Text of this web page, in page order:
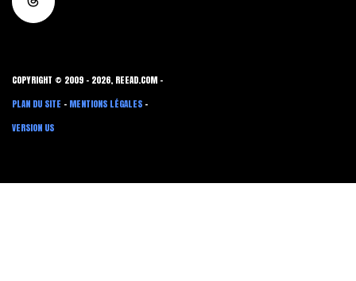
COPYRIGHT © 2009 - 2026, REEAD.COM -
PLAN DU SITE - MENTIONS LÉGALES -
VERSION US